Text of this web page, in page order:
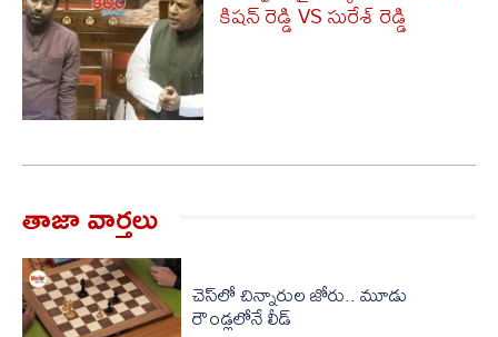
కిషన్ రెడ్డి VS సురేశ్ రెడ్డి
తాజా వార్త‌లు
చెస్‌లో చిన్నారుల జోరు.. మూడు
రౌండ్లలోనే లీడ్